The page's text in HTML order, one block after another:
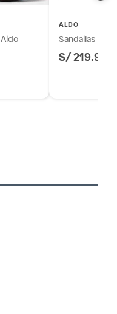
ALDO
Sandalias
S/ 219.90